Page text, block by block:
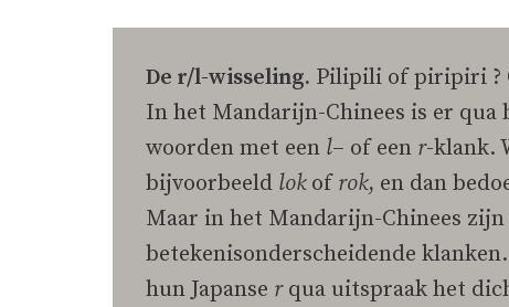
De r/l-wisseling. Pilipili of piripiri ?
In het Mandarijn-Chinees is er qua
woorden met een l– of een r-klank.
bijvoorbeeld lokof rok, en dan
Maar in het Mandarijn-Chinees zijn
betekenisonderscheidende
hun Japanse rqua uitspraak het